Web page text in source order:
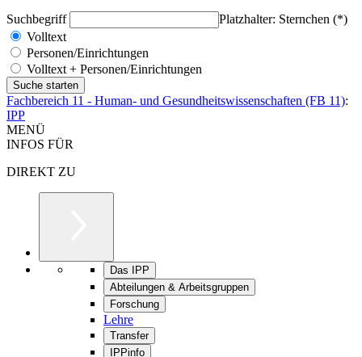
Suchbegriff
Platzhalter: Sternchen (*)
Volltext
Personen/Einrichtungen
Volltext + Personen/Einrichtungen
Fachbereich 11 - Human- und Gesundheitswissenschaften (FB 11):
IPP
MENÜ
INFOS FÜR
DIREKT ZU
Das IPP
Abteilungen & Arbeitsgruppen
Forschung
Lehre
Transfer
IPPinfo